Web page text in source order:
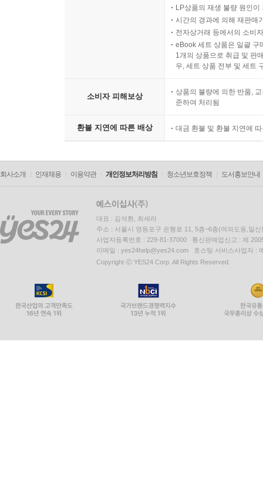
LP상품의 재생 불량 원인
시간의 경과에 의해 재판매
전자상거래 등에서의 소비
eBook 세트 상품은 일괄 구
1개의 상품으로 취급 및 판
우, 세트 상품 전부 및 세트
소비자 피해보상
상품의 불량에 의한 반품,
준하여 처리됨
환불 지연에 따른 배상 대금 환불 및 환불 지연에
회사소개 인재채용 이용약관 개인정보처리방침 청소년보호정책 도서홍보안내
대표 : 김석환, 최세라
주소 : 서울시 영등포구 은행로 11, 5층~6층(여의도동,일신
사업자등록번호 : 229-81-37000 통신판매업신고 : 제
이메일 : yes24help@yes24.com 호스팅 서비스사업자 :
Copyright ⓒ YES24 Corp. All Rights Reserved.